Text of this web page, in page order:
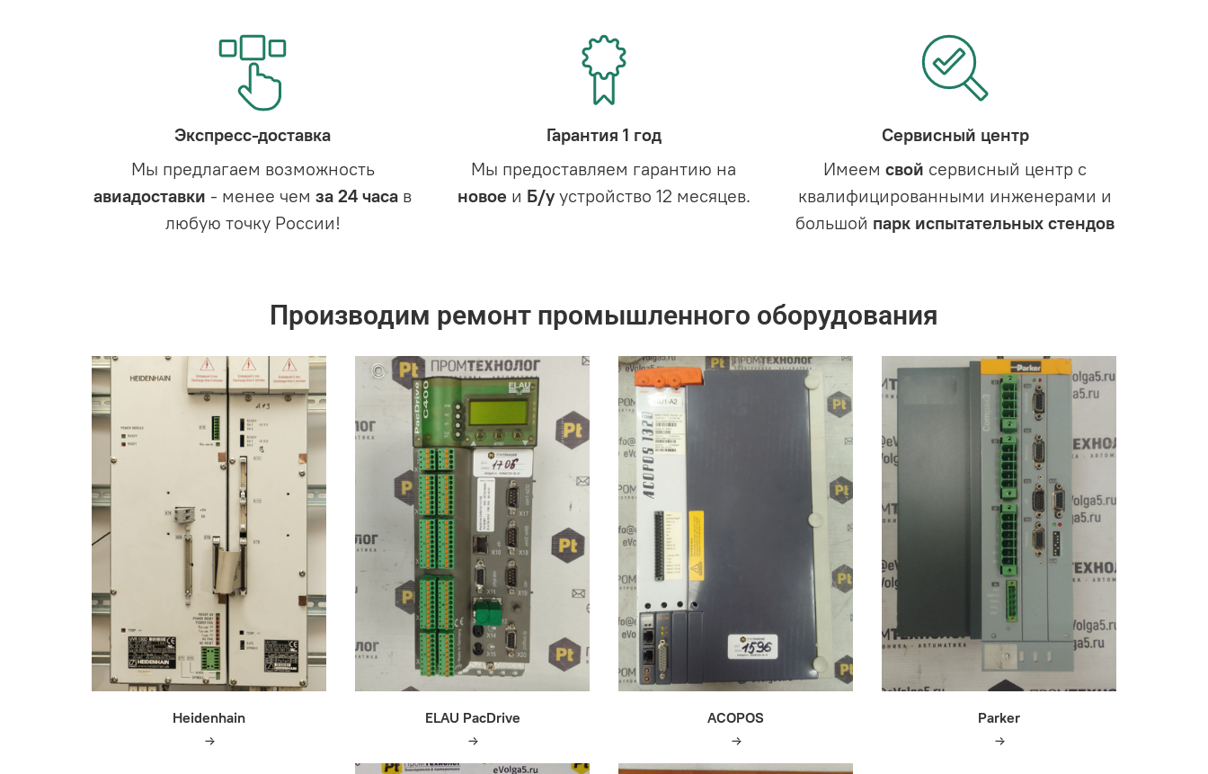
Экспресс-доставка
Мы предлагаем возможность
авиадоставки - менее чемза 24 часа в
любую точку России!
Гарантия 1 год
Мы предоставляем гарантию на
новое и Б/уустройство 12 месяцев.
Сервисный центр
Имеемсвой сервисный центр с
квалифицированными инженерами и
большой парк испытательных стендов
Производим ремонт промышленного оборудования
Heidenhain ELAU PacDrive ACOPOS Parker